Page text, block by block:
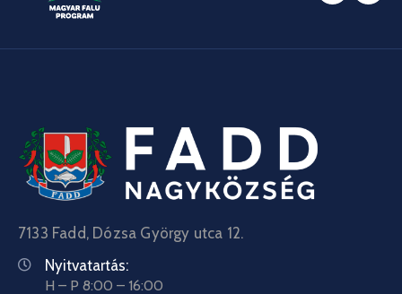
7133 Fadd, Dózsa György utca 12.
Nyitvatartás:
H – P 8:00 – 16:00